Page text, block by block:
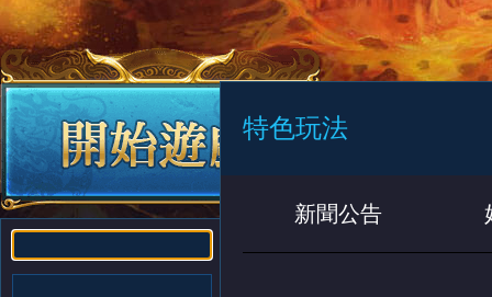
特色玩法
新聞公告